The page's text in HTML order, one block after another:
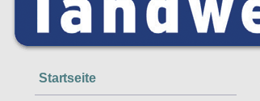
Startseite